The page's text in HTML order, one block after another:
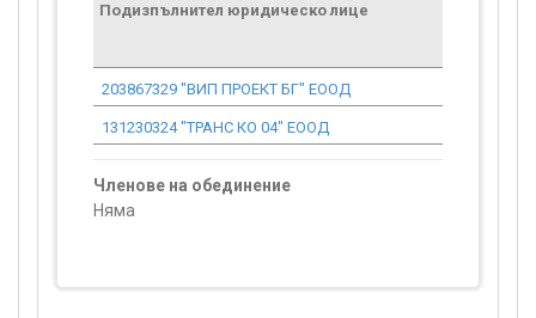
Подизпълнител юридическо лице
203867329 "ВИП ПРОЕКТ БГ" ЕООД
131230324 "ТРАНС КО 04" ЕООД
Членове на обединение
Няма